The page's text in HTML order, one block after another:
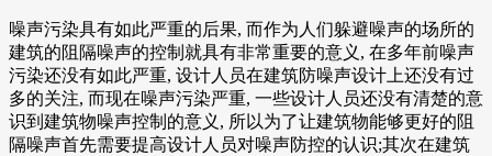
噪声污染具有如此严重的后果, 而作为人们躲避噪声的场所的
建筑的阻隔噪声的控制就具有非常重要的意义, 在多年前噪声
污染还没有如此严重, 设计人员在建筑防噪声设计上还没有过
多的关注, 而现在噪声污染严重, 一些设计人员还没有清楚的意
识到建筑物噪声控制的意义, 所以为了让建筑物能够更好的阻
隔噪声首先需要提高设计人员对噪声防控的认识;其次在建筑